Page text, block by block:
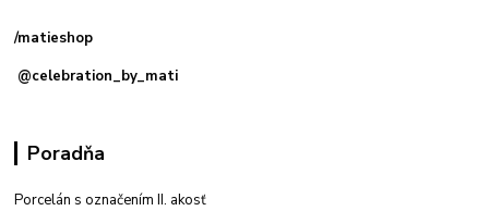
/matieshop
@celebration_by_mati
Poradňa
Porcelán s označením II. akosť